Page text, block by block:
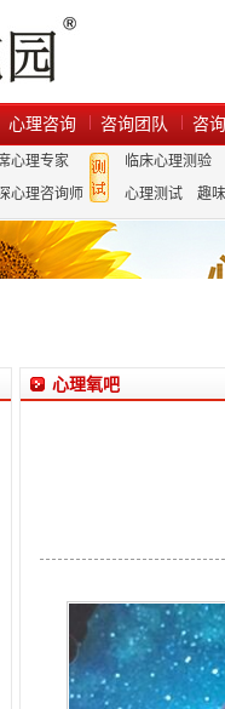
心理咨询 咨询团队 咨
心理专家
心理咨询师
临床心理测验
心理测试
趣
心理氧吧